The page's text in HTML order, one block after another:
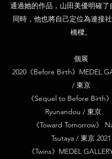
通過她的作品，山田美優明確了
同時，他也將自己定位為連接
橋樑。
個展
2020《Before Birth》MEDEL
/ 東京
《Sequel to Before Birth》
Ryunandou / 東
《Toward Tomorrow》
Tsutaya / 東京 2021
《Twins》MEDEL